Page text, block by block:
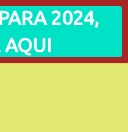
2024,
AQUI